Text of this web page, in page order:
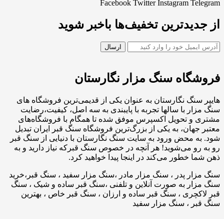
Facebook Twitter Instagram Telegram
از جدیدترین تخفیف‌ها باخبر شوید
فروشگاه سنگ مزار نگارستان
هایپر سنگ نگارستان به عنوان یکی از قدیمی‌ترین فروشگاه های
سنگ مزار با سالها تجربه با پایبندی به سه اصل، کیفیت،رضایت
مشتری و تحویل اکسپرس موفق شده تا همگام با فروشگاه‌های
معتبر جهان، به یکی از بزرگ‌ترین فروشگاه سنگ قبر ایران تبدیل
شود. به محض ورود به سایت سنگ نگارستان با دنیایی از سنگ قبر
رو به رو می‌شوید! هر آنچه در خصوص سنگ قبرکه نیاز دارید و به
ذهن شما خطور می‌کند در اینجا پیدا خواهید کرد.
سنگ مزار پدر ، سنگ مزار مادر ،سنگ مزار سفید ، سنگ قبر،خرید
سنگ مزار به صورت آنلاین و تلفنی ،سنگ قبر ساده و شیک ، سنگ
قبر لاکچری ، سنگ قبر ساده و ارزان ، سنگ قبر خاص ، بهترین
سنگ قبر ، سنگ مزار سفید